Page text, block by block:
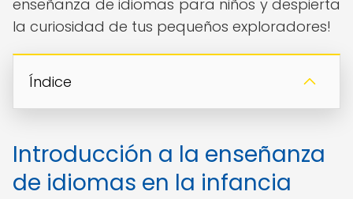
enseñanza de idiomas para niños y despierta
la curiosidad de tus pequeños exploradores!
Índice
Introducción a la enseñanza
de idiomas en la infancia